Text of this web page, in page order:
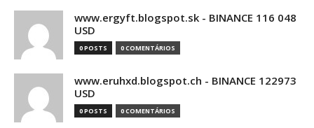
www.ergyft.blogspot.sk - BINANCE 116 048
USD
0 POSTS 0 COMENTÁRIOS
www.eruhxd.blogspot.ch - BINANCE 122973
USD
0 POSTS 0 COMENTÁRIOS